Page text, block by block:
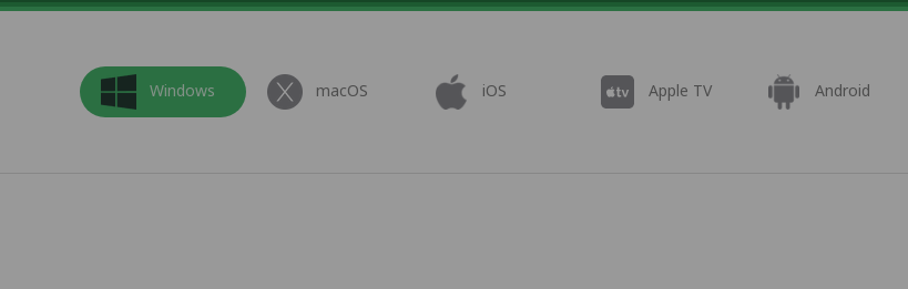
Windows macOS iOS Apple TV Android